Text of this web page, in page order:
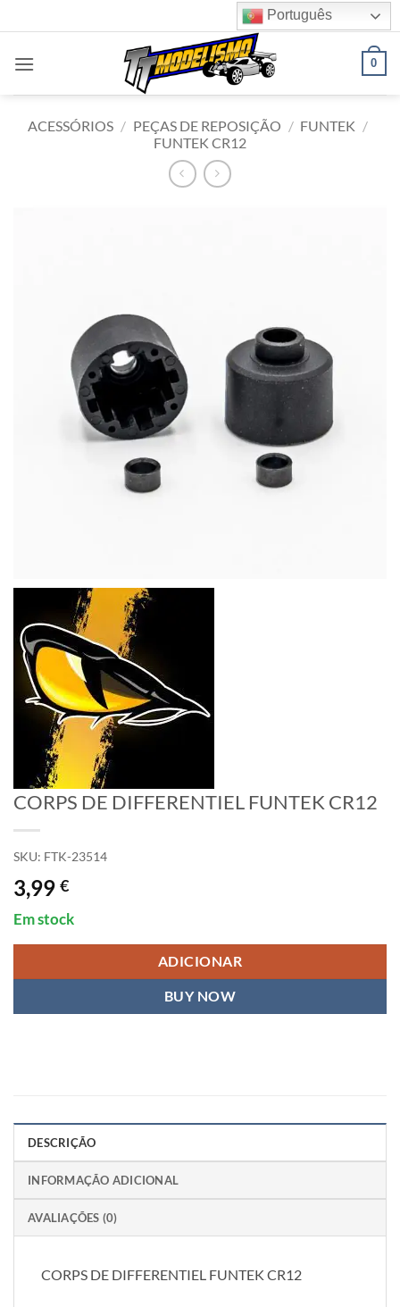
to
content
Português
0
ACESSÓRIOS / PEÇAS DE REPOSIÇÃO / FUNTEK /
FUNTEK CR12
CORPS DE DIFFERENTIEL FUNTEK CR12
SKU: FTK-23514
3,99 €
Em stock
ADICIONAR
BUY NOW
DESCRIÇÃO
INFORMAÇÃO ADICIONAL
AVALIAÇÕES (0)
CORPS DE DIFFERENTIEL FUNTEK CR12